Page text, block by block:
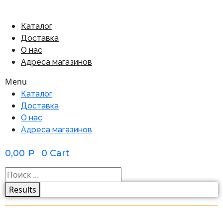
Каталог
Доставка
О нас
Адреса магазинов
Menu
Каталог
Доставка
О нас
Адреса магазинов
0,00 ₽ 0 Cart
Results